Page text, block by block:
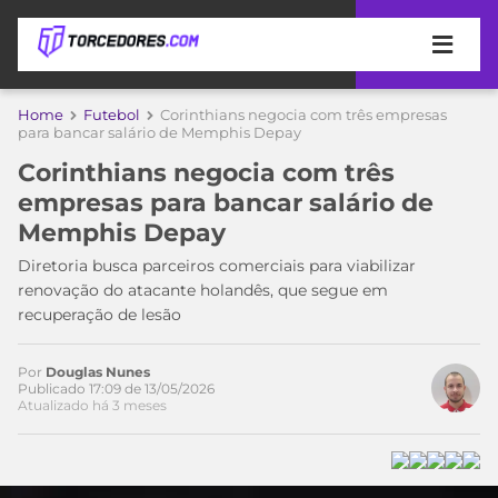
APOSTAS
DE
APOSTA
MELHORES
SITES
DE
APOSTAS
2026
COPA
DO
MUNDO
TIMES
MEU
TIME
CAMPEONATOS
Home Futebol
Corinthians negocia com três empresas
para bancar salário de Memphis Depay
Corinthians negocia com três
empresas para bancar salário de
Memphis Depay
Diretoria busca parceiros comerciais para viabilizar
renovação do atacante holandês, que segue em
recuperação de lesão
Por Douglas Nunes
Publicado 17:09 de 13/05/2026
Atualizado há 3 meses